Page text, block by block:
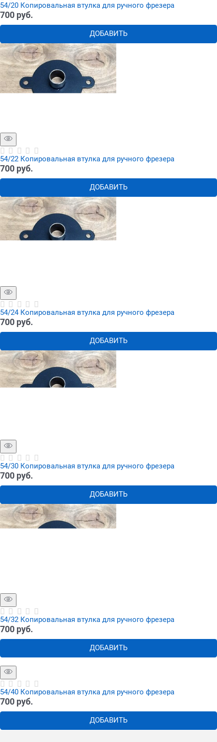
54/20 Копировальная втулка для ручного фрезера
700 руб.
ДОБАВИТЬ
54/22 Копировальная втулка для ручного фрезера
700 руб.
ДОБАВИТЬ
54/24 Копировальная втулка для ручного фрезера
700 руб.
ДОБАВИТЬ
54/30 Копировальная втулка для ручного фрезера
700 руб.
ДОБАВИТЬ
54/32 Копировальная втулка для ручного фрезера
700 руб.
ДОБАВИТЬ
54/40 Копировальная втулка для ручного фрезера
700 руб.
ДОБАВИТЬ